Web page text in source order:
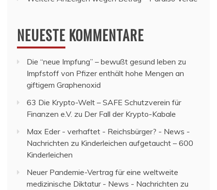
NEUESTE KOMMENTARE
Die “neue Impfung” – bewußt gesund leben zu
Impfstoff von Pfizer enthält hohe Mengen an
giftigem Graphenoxid
63 Die Krypto-Welt – SAFE Schutzverein für
Finanzen e.V. zu Der Fall der Krypto-Kabale
Max Eder - verhaftet - Reichsbürger? - News -
Nachrichten zu Kinderleichen aufgetaucht – 600
Kinderleichen
Neuer Pandemie-Vertrag für eine weltweite
medizinische Diktatur - News - Nachrichten zu